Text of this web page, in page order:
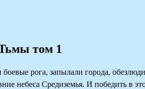
том 1
рога, запылали города,
небеса Средиземья. И победить в